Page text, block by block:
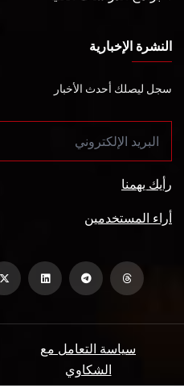
النشرة الإخبارية
سجل ليصلك أحدث الأخبار
رأيك يهمنا
أراء المستخدمين
سياسة التعامل مع
الشكاوي